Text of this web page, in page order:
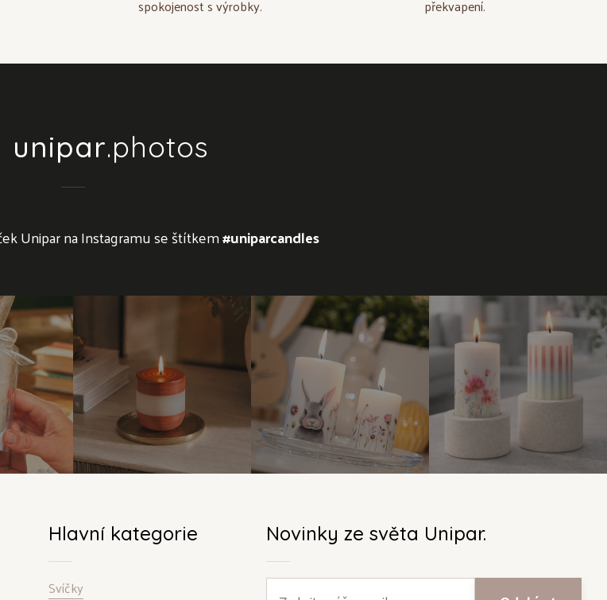
spokojenost s výrobky.
překvapení.
unipar.photos
Unipar na Instagramu se štítkem#uniparcandles
Hlavní kategorie
Svíčky
Novinky ze světa Unipar.